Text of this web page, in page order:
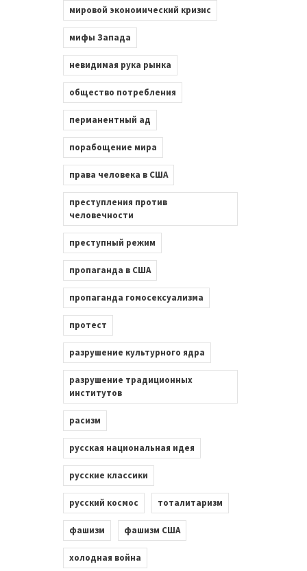
мировой экономический кризис
мифы Запада
невидимая рука рынка
общество потребления
перманентный ад
порабощение мира
права человека в США
преступления против
человечности
преступный режим
пропаганда в США
пропаганда гомосексуализма
протест
разрушение культурного ядра
разрушение традиционных
институтов
расизм
русская национальная идея
русские классики
русский космос тоталитаризм
фашизм фашизм США
холодная война